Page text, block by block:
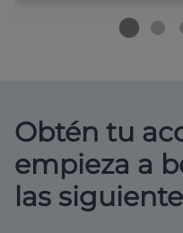
Obtén tu
empieza a
las